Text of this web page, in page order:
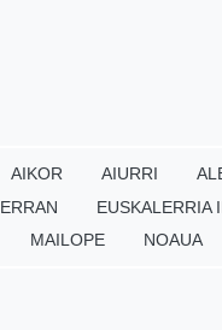
AIKOR AIURRI
ERRAN EUSKALERRIA
MAILOPE NOAUA